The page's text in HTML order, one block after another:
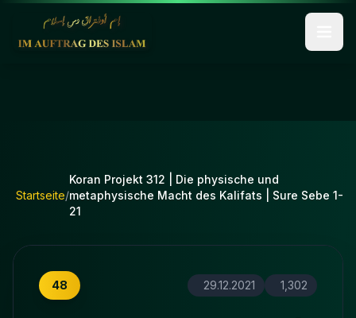
Startseite/
Koran Projekt 312 | Die physische und
metaphysische Macht des Kalifats | Sure Sebe 1-
21
48 29.12.2021 1,302